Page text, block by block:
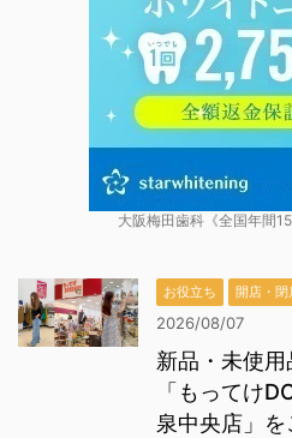
大阪梅田歯科《全国年間
お役立ち 開店・閉
2026/08/07
新品・未使
「もってけ
泉中央店」